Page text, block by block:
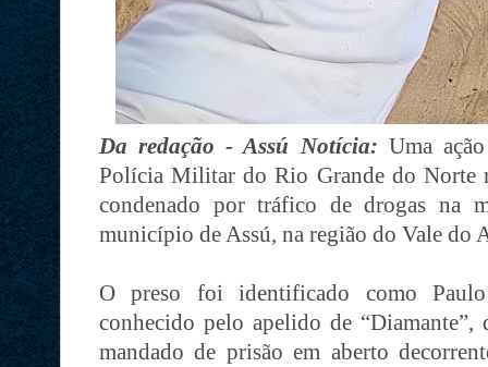
Da redação - Assú Notícia: Uma
Polícia Militar do Rio Grande do Norte
condenado por tráfico de drogas na
município de Assú, na região do Vale do
O preso foi identificado como
conhecido pelo apelido de
mandado de prisão em aberto